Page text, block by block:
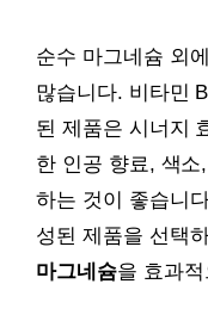
순수 마그네슘 외
많습니다. 비타민
된 제품은 시너지
한 인공 향료, 색
하는 것이 좋습니
성된 제품을 선택
마그네슘을 효과